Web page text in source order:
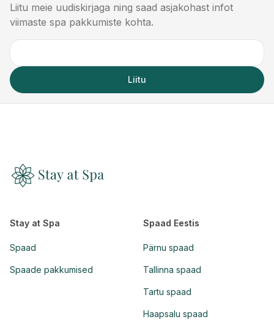
Liitu meie uudiskirjaga ning saad asjakohast infot
viimaste spa pakkumiste kohta.
Liitu
Stay at Spa
Spaad
Spaade pakkumised
Spaad Eestis
Pärnu spaad
Tallinna spaad
Tartu spaad
Haapsalu spaad